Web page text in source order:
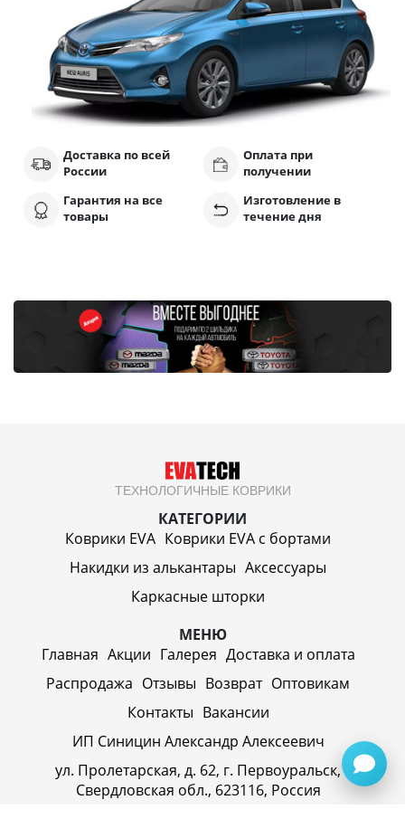
Доставка по всей
России
Оплата при
получении
Гарантия на все
товары
Изготовление в
течение дня
ТЕХНОЛОГИЧНЫЕ КОВРИКИ
КАТЕГОРИИ
Коврики EVA Коврики EVA c бортами
Накидки из алькантары Аксессуары
Каркасные шторки
МЕНЮ
Главная Акции Галерея Доставка и оплата
Распродажа Отзывы Возврат Оптовикам
Контакты Вакансии
ИП Синицин Александр Алексеевич
ул. Пролетарская, д. 62, г. Первоуральск,
Свердловская обл., 623116, Россия